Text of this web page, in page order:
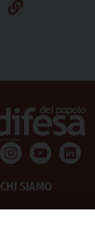
CHI SIAMO